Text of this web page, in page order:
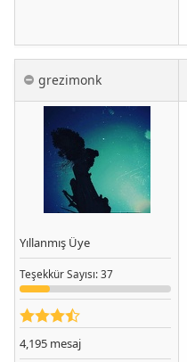
grezimonk
Yıllanmış Üye
TeşekkürSayısı: 37
4,195 mesaj